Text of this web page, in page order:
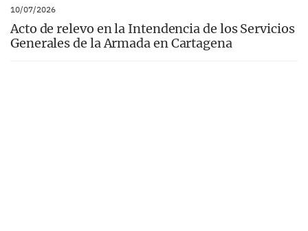
10/07/2026
Acto de relevo en la Intendencia de los Servicios
Generales de la Armada en Cartagena